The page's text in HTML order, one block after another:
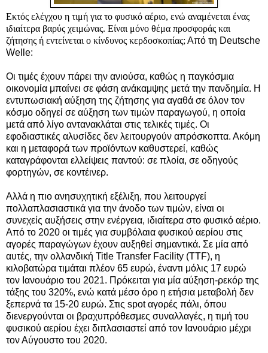
Εκτός ελέγχου η τιμή για το φυσικό αέριο, ενώ αναμένεται ένας
ιδιαίτερα βαρύς χειμώνας. Είναι μόνο θέμα προσφοράς και
ζήτησης ή εντείνεται ο κίνδυνος κερδοσκοπίας; Από τη Deutsche
Welle:
Οι τιμές έχουν πάρει την ανιούσα, καθώς η παγκόσμια
οικονομία μπαίνει σε φάση ανάκαμψης μετά την πανδημία. Η
εντυπωσιακή αύξηση της ζήτησης για αγαθά σε όλον τον
κόσμο οδηγεί σε αύξηση των τιμών παραγωγού, η οποία
μετά από λίγο αντανακλάται στις τελικές τιμές. Οι
εφοδιαστικές αλυσίδες δεν λειτουργούν απρόσκοπτα. Ακόμη
και η μεταφορά των προϊόντων καθυστερεί, καθώς
καταγράφονται ελλείψεις παντού: σε πλοία, σε οδηγούς
φορτηγών, σε κοντέινερ.
Αλλά η πιο ανησυχητική εξέλιξη, που λειτουργεί
πολλαπλασιαστικά για την άνοδο των τιμών, είναι οι
συνεχείς αυξήσεις στην ενέργεια, ιδιαίτερα στο φυσικό αέριο.
Από το 2020 οι τιμές για συμβόλαια φυσικού αερίου στις
αγορές παραγώγων έχουν αυξηθεί σημαντικά. Σε μία από
αυτές, την ολλανδική Title Transfer Facility (TTF), η
κιλοβατώρα τιμάται πλέον 65 ευρώ, έναντι μόλις 17 ευρώ
τον Ιανουάριο του 2021. Πρόκειται για μία αύξηση-ρεκόρ της
τάξης του 320%, ενώ κατά μέσο όρο η ετήσια μεταβολή δεν
ξεπερνά τα 15-20 ευρώ. Στις spot αγορές πάλι, όπου
διενεργούνται οι βραχυπρόθεσμες συναλλαγές, η τιμή του
φυσικού αερίου έχει διπλασιαστεί από τον Ιανουάριο μέχρι
τον Αύγουστο του 2020.